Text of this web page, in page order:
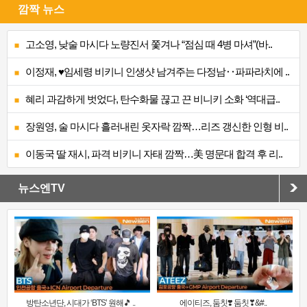
깜짝 뉴스
고소영, 낮술 마시다 노량진서 쫓겨나 “점심 때 4병 마셔”(바..
이정재, ♥임세령 비키니 인생샷 남겨주는 다정남‥파파라치에 ..
혜리 과감하게 벗었다, 탄수화물 끊고 끈 비니키 소화 ‘역대급..
장원영, 술 마시다 흘러내린 옷자락 깜짝…리즈 갱신한 인형 비..
이동국 딸 재시, 파격 비키니 자태 깜짝…美 명문대 합격 후 리..
뉴스엔TV
방탄소년단, 시대가 ‘BTS’ 원해🎵 .. 에이티즈, 둠칫❣️ 둠칫❣&#..